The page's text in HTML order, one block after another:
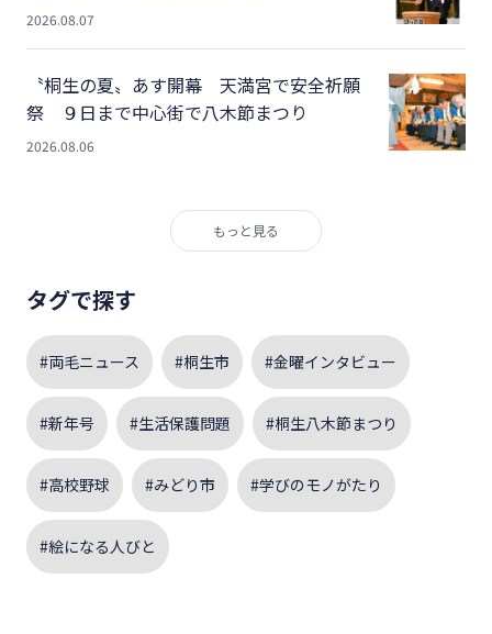
2026.08.07
〝桐生の夏〟あす開幕 天満宮で安全祈願
祭 ９日まで中心街で八木節まつり
2026.08.06
もっと見る
タグで探す
#両毛ニュース #桐生市 #金曜インタビュー
#新年号 #生活保護問題 #桐生八木節まつり
#高校野球 #みどり市 #学びのモノがたり
#絵になる人びと